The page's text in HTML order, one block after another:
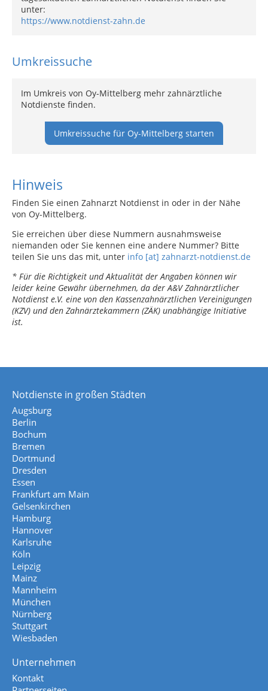
unter:
https://www.notdienst-zahn.de
Umkreissuche
Im Umkreis von Oy-Mittelberg mehr zahnärztliche
Notdienste finden.
Umkreissuche für Oy-Mittelberg starten
Hinweis
Finden Sie einen Zahnarzt Notdienst in oder in der Nähe
von Oy-Mittelberg.
Sie erreichen über diese Nummern ausnahmsweise
niemanden oder Sie kennen eine andere Nummer? Bitte
teilen Sie uns das mit, unter info [at] zahnarzt-notdienst.de
* Für die Richtigkeit und Aktualität der Angaben können wir
leider keine Gewähr übernehmen, da der A&V Zahnärztlicher
Notdienst e.V. eine von den Kassenzahnärztlichen Vereinigungen
(KZV) und den Zahnärztekammern (ZÄK) unabhängige Initiative
ist.
Notdienste in großen Städten
Augsburg
Berlin
Bochum
Bremen
Dortmund
Dresden
Essen
Frankfurt am Main
Gelsenkirchen
Hamburg
Hannover
Karlsruhe
Köln
Leipzig
Mainz
Mannheim
München
Nürnberg
Stuttgart
Wiesbaden
Unternehmen
Kontakt